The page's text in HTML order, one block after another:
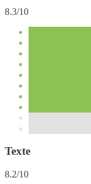
8.3/10
Texte
8.2/10